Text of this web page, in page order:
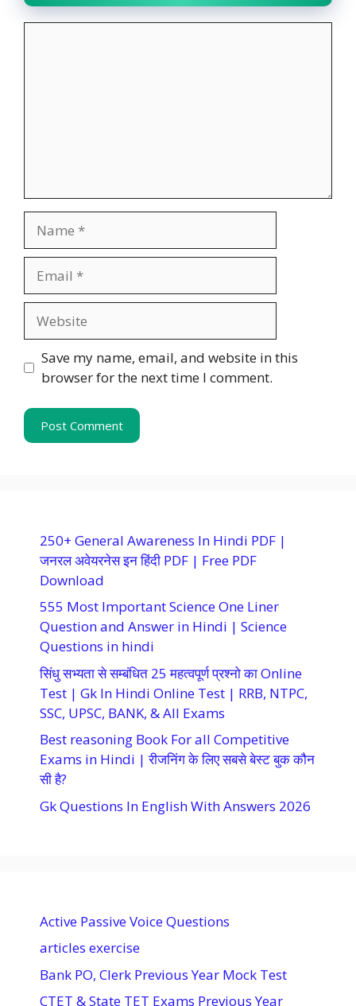
Save my name, email, and website in this
browser for the next time I comment.
250+ General Awareness In Hindi PDF |
जनरल अवेयरनेस इन हिंदी PDF | Free PDF
Download
555 Most Important Science One Liner
Question and Answer in Hindi | Science
Questions in hindi
सिंधु सभ्यता से सम्बंधित 25 महत्वपूर्ण प्रश्नो का Online
Test | Gk In Hindi Online Test | RRB, NTPC,
SSC, UPSC, BANK, & All Exams
Best reasoning Book For all Competitive
Exams in Hindi | रीजनिंग के लिए सबसे बेस्ट बुक कौन
सी है?
Gk Questions In English With Answers 2026
Active Passive Voice Questions
articles exercise
Bank PO, Clerk Previous Year Mock Test
CTET & State TET Exams Previous Year